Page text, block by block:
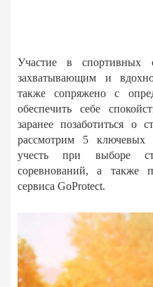
Участие в спортивных
захватывающим и
также сопряжено с
обеспечить себе
заранее позаботиться о
рассмотрим 5 ключевых
учесть при выборе
соревнований, а также
сервиса GoProtect.